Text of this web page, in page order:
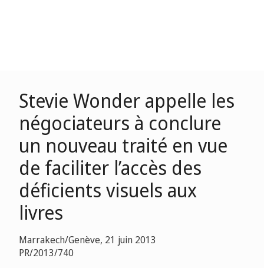
Stevie Wonder appelle les
négociateurs à conclure
un nouveau traité en vue
de faciliter l’accès des
déficients visuels aux
livres
Marrakech/Genève, 21 juin 2013
PR/2013/740